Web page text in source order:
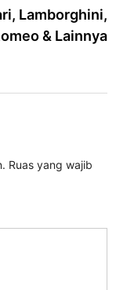
Lamborghini,
& Lainnya
Ruas yang wajib